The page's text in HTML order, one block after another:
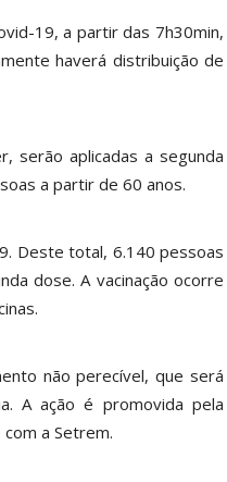
19, a partir das 7h30min,
haverá distribuição de
serão aplicadas a segunda
a partir de 60 anos.
Deste total, 6.140 pessoas
dose. A vacinação ocorre
não perecível, que será
A ação é promovida pela
a Setrem.